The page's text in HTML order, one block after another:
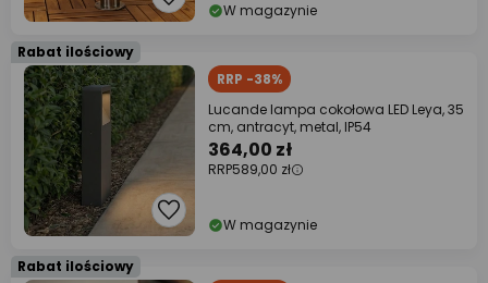
W magazynie
Rabat ilościowy
RRP -38%
Lucande lampa cokołowa LED Leya, 35
cm, antracyt, metal, IP54
364,00 zł
RRP589,00 zł
W magazynie
Rabat ilościowy